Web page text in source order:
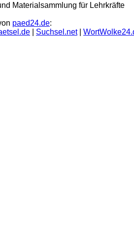
Materialsammlung für Lehrkräfte
paed24.de:
Suchsel.net|